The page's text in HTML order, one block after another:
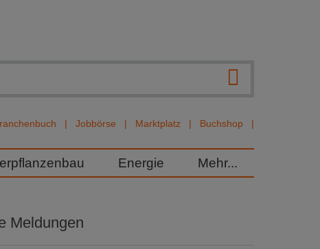
Jobbörse Marktplatz Buchshop
Energie Mehr...
Meldungen